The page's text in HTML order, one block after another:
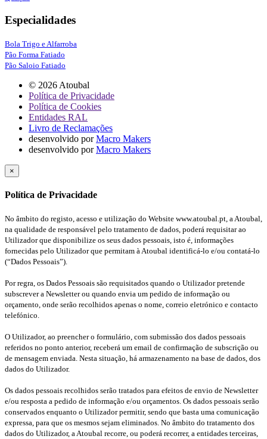
Especialidades
Bola Trigo e Alfarroba
Pão Forma Fatiado
Pão Saloio Fatiado
© 2026 Atoubal
Política de Privacidade
Política de Cookies
Entidades RAL
Livro de Reclamações
desenvolvido porMacro Makers
desenvolvido porMacro Makers
×
Política de Privacidade
No âmbito do registo, acesso e utilização do Website www.atoubal.pt, a Atoubal,
na qualidade de responsável pelo tratamento de dados, poderá requisitar ao
Utilizador que disponibilize os seus dados pessoais, isto é, informações
fornecidas pelo Utilizador que permitam à Atoubal identificá-lo e/ou contatá-lo
(“Dados Pessoais”).
Por regra, os Dados Pessoais são requisitados quando o Utilizador pretende
subscrever a Newsletter ou quando envia um pedido de informação ou
orçamento, onde serão recolhidos apenas o nome, correio eletrónico e contacto
telefónico.
O Utilizador, ao preencher o formulário, com submissão dos dados pessoais
referidos no ponto anterior, receberá um email de confirmação de subscrição ou
de mensagem enviada. Nesta situação, há armazenamento na base de dados, dos
dados do Utilizador.
Os dados pessoais recolhidos serão tratados para efeitos de envio de Newsletter
e/ou resposta a pedido de informação e/ou orçamentos. Os dados pessoais serão
conservados enquanto o Utilizador permitir, sendo que basta uma comunicação
expressa, para que os mesmos sejam eliminados. No âmbito do tratamento dos
dados do Utilizador, a Atoubal recorre, ou poderá recorrer, a entidades terceiras,